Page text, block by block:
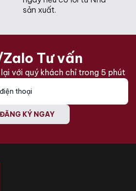
sản xuất.
Tư vấn
với quý khách chỉ trong 5 phút
ĐĂNG KÝ NGAY